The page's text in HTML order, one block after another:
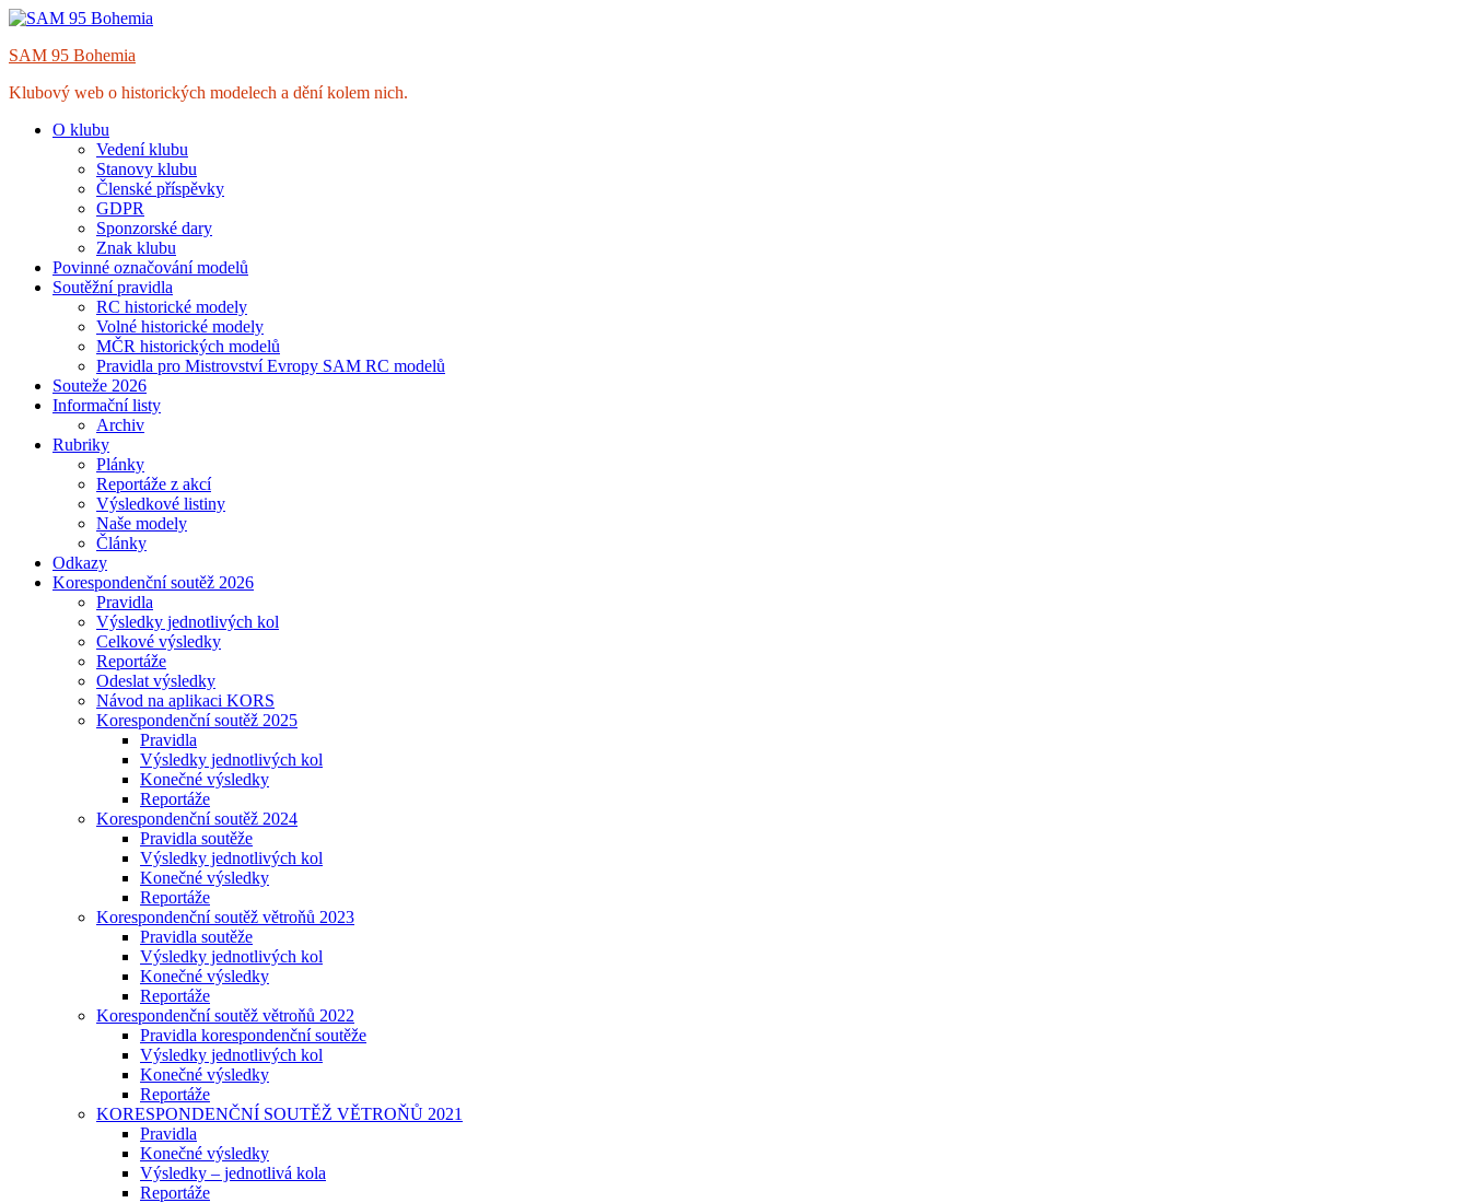
Skip
content
SAM 95 Bohemia
Klubový web o historických modelech a dění kolem nich.
O klubu
Vedení klubu
Stanovy klubu
Členské příspěvky
GDPR
Sponzorské dary
Znak klubu
Povinné označování modelů
Soutěžní pravidla
RC historické modely
Volné historické modely
MČR historických modelů
Pravidla pro Mistrovství Evropy SAM RC modelů
Souteže 2026
Informační listy
Archiv
Rubriky
Plánky
Reportáže z akcí
Výsledkové listiny
Naše modely
Články
Odkazy
Korespondenční soutěž 2026
Pravidla
Výsledky jednotlivých kol
Celkové výsledky
Reportáže
Odeslat výsledky
Návod na aplikaci KORS
Korespondenční soutěž 2025
Pravidla
Výsledky jednotlivých kol
Konečné výsledky
Reportáže
Korespondenční soutěž 2024
Pravidla soutěže
Výsledky jednotlivých kol
Konečné výsledky
Reportáže
Korespondenční soutěž větroňů 2023
Pravidla soutěže
Výsledky jednotlivých kol
Konečné výsledky
Reportáže
Korespondenční soutěž větroňů 2022
Pravidla korespondenční soutěže
Výsledky jednotlivých kol
Konečné výsledky
Reportáže
KORESPONDENČNÍ SOUTĚŽ VĚTROŇŮ 2021
Pravidla
Konečné výsledky
Výsledky – jednotlivá kola
Reportáže